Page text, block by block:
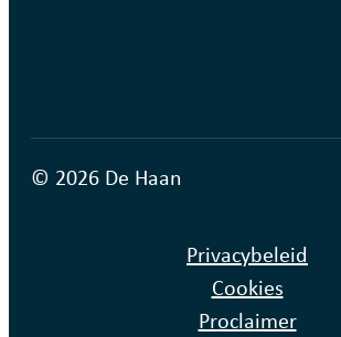
© 2026 De Haan
Privacybeleid
Cookies
Proclaimer